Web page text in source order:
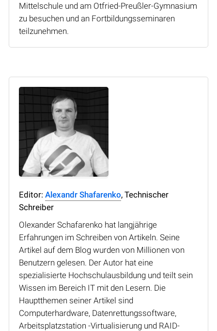
Mittelschule und am Otfried-Preußler-Gymnasium
zu besuchen und an Fortbildungsseminaren
teilzunehmen.
Editor: Alexandr Shafarenko, Technischer
Schreiber
Olexander Schafarenko hat langjährige
Erfahrungen im Schreiben von Artikeln. Seine
Artikel auf dem Blog wurden von Millionen von
Benutzern gelesen. Der Autor hat eine
spezialisierte Hochschulausbildung und teilt sein
Wissen im Bereich IT mit den Lesern. Die
Hauptthemen seiner Artikel sind
Computerhardware, Datenrettungssoftware,
Arbeitsplatzstation -Virtualisierung und RAID-